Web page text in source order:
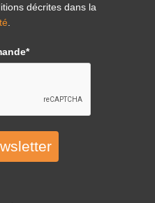
décrites dans la